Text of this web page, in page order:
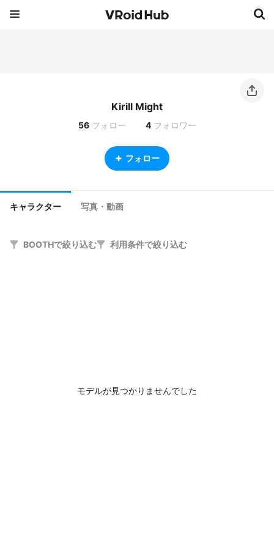
Kirill Might
56 フォロー 4 フォロワー
フォロー
キャラクター 写真・動画
BOOTHで絞り込む 利用条件で絞り込む
モデルが見つかりませんでした